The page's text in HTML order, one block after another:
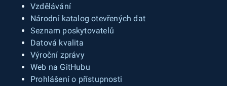
Vzdělávání
Národní katalog otevřených dat
Seznam poskytovatelů
Datová kvalita
Výroční zprávy
Web na GitHubu
Prohlášení o přístupnosti